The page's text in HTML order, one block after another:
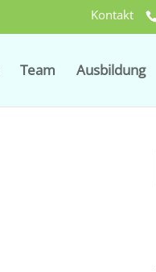
Kontakt
Team Ausbildung